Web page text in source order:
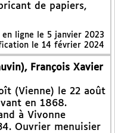
de papiers,
ligne le 5 janvier 2023
le 14 février 2024
François Xavier
(Vienne) le 22 août
en 1868.
à Vivonne
Ouvrier menuisier